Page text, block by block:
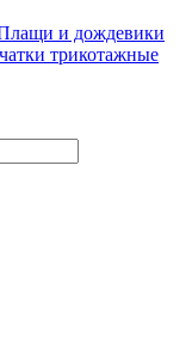
и дождевики
трикотажные